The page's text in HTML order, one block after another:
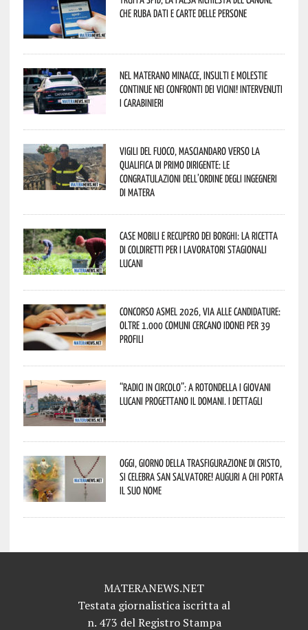
che ruba dati e carte delle persone
Nel materano minacce, insulti e molestie
continue nei confronti dei vicini! Intervenuti
i Carabinieri
Vigili del Fuoco, Masciandaro verso la
qualifica di Primo Dirigente: le
congratulazioni dell’Ordine degli Ingegneri
di Matera
Case mobili e recupero dei borghi: la ricetta
di Coldiretti per i lavoratori stagionali
lucani
Concorso Asmel 2026, via alle candidature:
oltre 1.000 Comuni cercano idonei per 39
profili
“Radici in Circolo”: a Rotondella i giovani
lucani progettano il domani. I dettagli
Oggi, giorno della Trasfigurazione di Cristo,
si celebra San Salvatore! Auguri a chi porta
il suo nome
MATERANEWS.NET
Testata giornalistica iscritta al
n. 473 del Registro Stampa